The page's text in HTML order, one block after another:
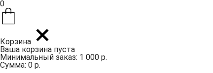
0
Корзина
Ваша корзина пуста
Минимальный заказ: 1 000 р.
Сумма: 0 р.